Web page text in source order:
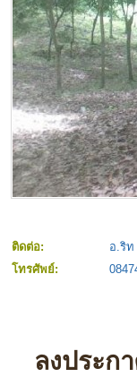
ติดต่อ: อ.ริท
โทรศัพย์:
ลงประก